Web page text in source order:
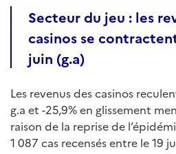
Secteur du jeu : les
casinos se
juin (g.a)
Les revenus des casinos
g.a et -25,9% en glissement
raison de la reprise de
1 087 cas recensés entre le 19